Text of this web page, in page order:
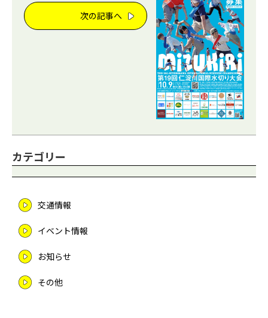
次の記事へ
カテゴリー
交通情報
イベント情報
お知らせ
その他